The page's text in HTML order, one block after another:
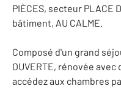
PIÈCES, secteur PLACE
bâtiment, AU CALME.
Composé d'un grand
OUVERTE, rénovée
accédez aux chambres